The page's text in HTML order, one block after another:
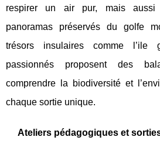
respirer un air pur, mais aussi
panoramas préservés du golfe
trésors insulaires comme l’ile
passionnés proposent des
comprendre la biodiversité et
chaque sortie unique.
Ateliers pédagogiques et